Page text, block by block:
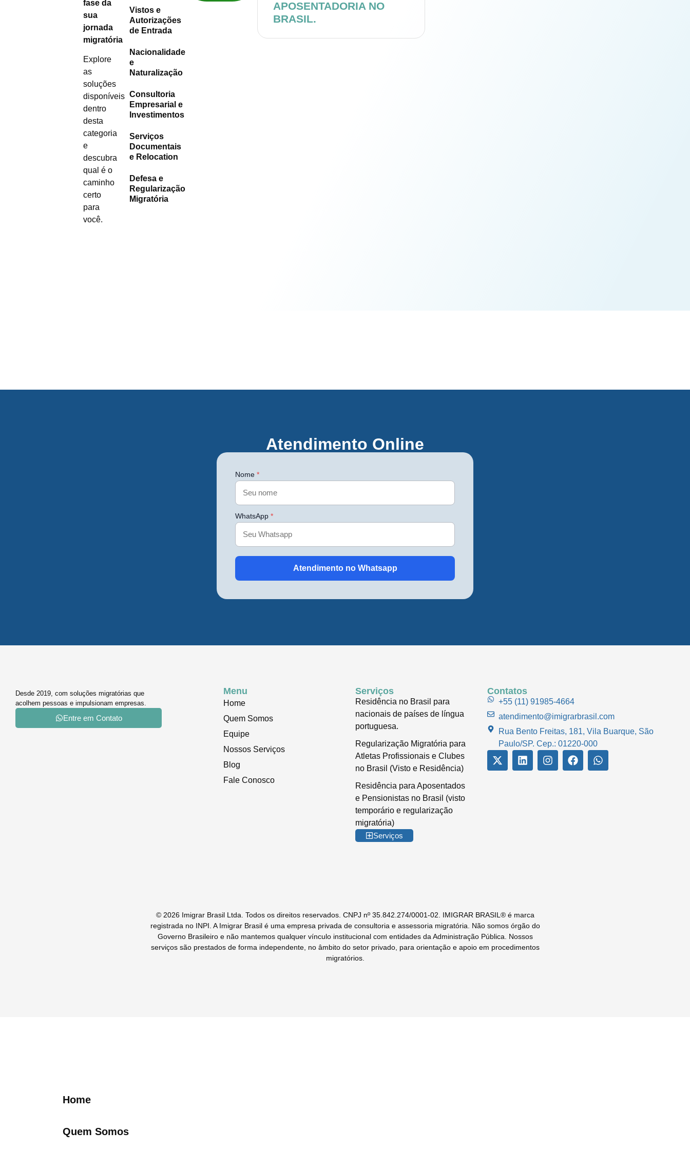
fase da
sua
jornada
migratória
Explore
as
soluções
disponíveis
dentro
desta
categoria
e
descubra
qual é o
caminho
certo
para
você.
Vistos e
Autorizações
de Entrada
Nacionalidade
e
Naturalização
Consultoria
Empresarial e
Investimentos
Serviços
Documentais
e Relocation
Defesa e
Regularização
Migratória
APOSENTADORIA NO
BRASIL.
Atendimento Online
Nome *
WhatsApp *
Atendimento no Whatsapp
Desde 2019, com soluções migratórias que
acolhem pessoas e impulsionam empresas.
Entre em Contato
Menu
Home
Quem Somos
Equipe
Nossos Serviços
Blog
Fale Conosco
Serviços
Residência no Brasil para
nacionais de países de língua
portuguesa.
Regularização Migratória para
Atletas Profissionais e Clubes
no Brasil (Visto e Residência)
Residência para Aposentados
e Pensionistas no Brasil (visto
temporário e regularização
migratória)
Serviços
Contatos
+55 (11) 91985-4664
atendimento@imigrarbrasil.com
Rua Bento Freitas, 181, Vila Buarque, São
Paulo/SP. Cep.: 01220-000
© 2026 Imigrar Brasil Ltda. Todos os direitos reservados. CNPJ nº 35.842.274/0001-02. IMIGRAR BRASIL® é marca
registrada no INPI. A Imigrar Brasil é uma empresa privada de consultoria e assessoria migratória. Não somos órgão do
Governo Brasileiro e não mantemos qualquer vínculo institucional com entidades da Administração Pública. Nossos
serviços são prestados de forma independente, no âmbito do setor privado, para orientação e apoio em procedimentos
migratórios.
Home
Quem Somos